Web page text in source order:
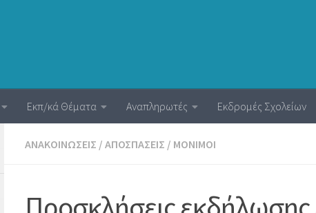
Εκπ/κά Θέματα Αναπληρωτές Εκδρομές Σχολείων
ΑΝΑΚΟΙΝΏΣΕΙΣ / ΑΠΟΣΠΆΣΕΙΣ / ΜΌΝΙΜΟΙ